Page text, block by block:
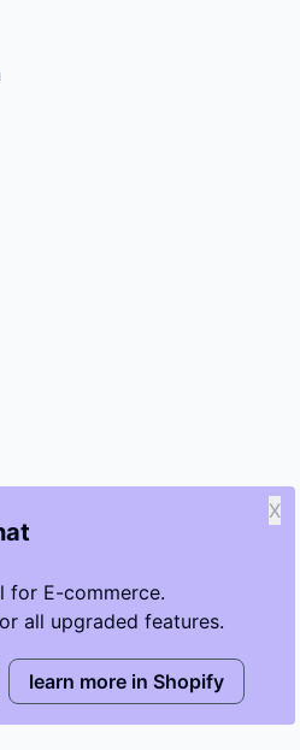
for E-commerce.
all upgraded features.
X
learn more in Shopify
rights reserved.
faster answers and cleaner